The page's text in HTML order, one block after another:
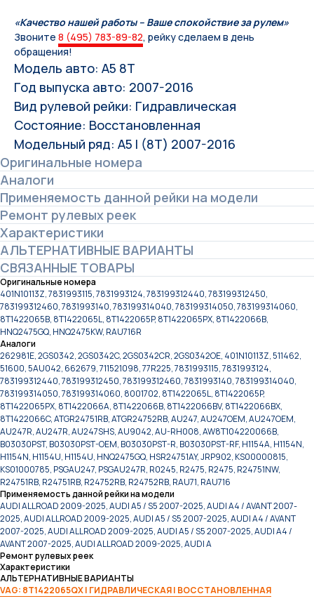
«Качество нашей работы – Ваше спокойствие за рулем»
Звоните 8 (495) 783-89-82, рейку сделаем в день
обращения!
Модель авто: А5 8Т
Год выпуска авто: 2007-2016
Вид рулевой рейки: Гидравлическая
Состояние: Восстановленная
Модельный ряд: A5 I (8T) 2007-2016
Оригинальные номера
Аналоги
Применяемость данной рейки на модели
Ремонт рулевых реек
Характеристики
АЛЬТЕРНАТИВНЫЕ ВАРИАНТЫ
СВЯЗАННЫЕ ТОВАРЫ
Оригинальные номера
401N10113Z, 7831993115, 7831993124, 783199312440, 783199312450,
783199312460, 7831993140, 783199314040, 783199314050, 783199314060,
8T1422065B, 8T1422065L, 8T1422065P, 8T1422065PX, 8T1422066B,
HNQ2475GQ, HNQ2475KW, RAU716R
Аналоги
262981E, 2GS0342, 2GS0342C, 2GS0342CR, 2GS0342OE, 401N10113Z, 511462,
51600, 5AU042, 662679, 711521098, 77R225, 7831993115, 7831993124,
783199312440, 783199312450, 783199312460, 7831993140, 783199314040,
783199314050, 783199314060, 8001702, 8T1422065L, 8T1422065P,
8T1422065PX, 8T1422066A, 8T1422066B, 8T1422066BV, 8T1422066BX,
8T1422066C, ATGR24751RB, ATGR24752RB, AU247, AU247OEM, AU247OEM,
AU247R, AU247R, AU247SHS, AU9042, AU-RH008, AW8T104220066B,
B03030PST, B03030PST-OEM, B03030PST-R, B03030PST-RF, H1154A, H1154N,
H1154N, H1154U, H1154U, HNQ2475GQ, HSR24751AY, JRP902, KS00000815,
KS01000785, PSGAU247, PSGAU247R, R0245, R2475, R2475, R24751NW,
R24751RB, R24751RB, R24752RB, R24752RB, RAU71, RAU716
Применяемость данной рейки на модели
AUDI ALLROAD 2009-2025, AUDI A5 / S5 2007-2025, AUDI A4 / AVANT 2007-
2025, AUDI ALLROAD 2009-2025, AUDI A5 / S5 2007-2025, AUDI A4 / AVANT
2007-2025, AUDI ALLROAD 2009-2025, AUDI A5 / S5 2007-2025, AUDI A4 /
AVANT 2007-2025, AUDI ALLROAD 2009-2025, AUDI A
Ремонт рулевых реек
Характеристики
АЛЬТЕРНАТИВНЫЕ ВАРИАНТЫ
VAG: 8T1422065QX | ГИДРАВЛИЧЕСКАЯ | ВОССТАНОВЛЕННАЯ